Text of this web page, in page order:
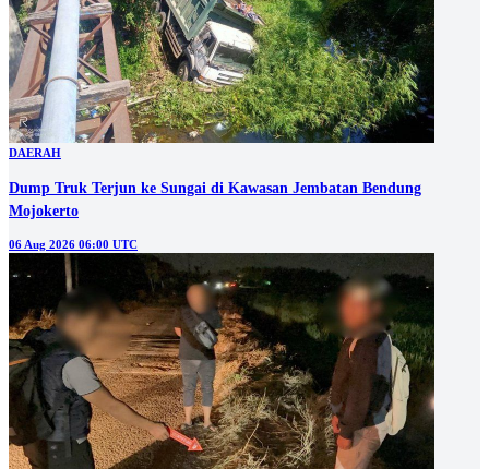
DAERAH
Dump Truk Terjun ke Sungai di Kawasan Jembatan Bendung
Mojokerto
06 Aug 2026 06:00 UTC